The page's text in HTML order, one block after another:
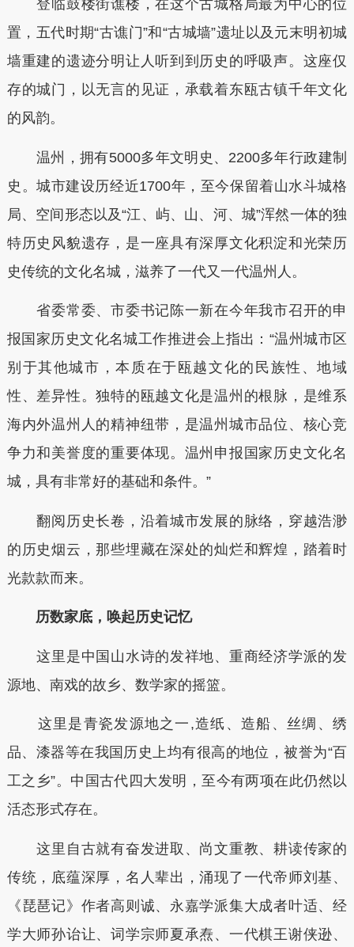
登临鼓楼街谯楼，在这个古城格局最为中心的位
置，五代时期“古谯门”和“古城墙”遗址以及元末明初城
墙重建的遗迹分明让人听到到历史的呼吸声。这座仅
存的城门，以无言的见证，承载着东瓯古镇千年文化
的风韵。
温州，拥有5000多年文明史、2200多年行政建制
史。城市建设历经近1700年，至今保留着山水斗城格
局、空间形态以及“江、屿、山、河、城”浑然一体的独
特历史风貌遗存，是一座具有深厚文化积淀和光荣历
史传统的文化名城，滋养了一代又一代温州人。
省委常委、市委书记陈一新在今年我市召开的申
报国家历史文化名城工作推进会上指出：“温州城市区
别于其他城市，本质在于瓯越文化的民族性、地域
性、差异性。独特的瓯越文化是温州的根脉，是维系
海内外温州人的精神纽带，是温州城市品位、核心竞
争力和美誉度的重要体现。温州申报国家历史文化名
城，具有非常好的基础和条件。”
翻阅历史长卷，沿着城市发展的脉络，穿越浩渺
的历史烟云，那些埋藏在深处的灿烂和辉煌，踏着时
光款款而来。
历数家底，唤起历史记忆
这里是中国山水诗的发祥地、重商经济学派的发
源地、南戏的故乡、数学家的摇篮。
这里是青瓷发源地之一,造纸、造船、丝绸、绣
品、漆器等在我国历史上均有很高的地位，被誉为“百
工之乡”。中国古代四大发明，至今有两项在此仍然以
活态形式存在。
这里自古就有奋发进取、尚文重教、耕读传家的
传统，底蕴深厚，名人辈出，涌现了一代帝师刘基、
《琵琶记》作者高则诚、永嘉学派集大成者叶适、经
学大师孙诒让、词学宗师夏承焘、一代棋王谢侠逊、